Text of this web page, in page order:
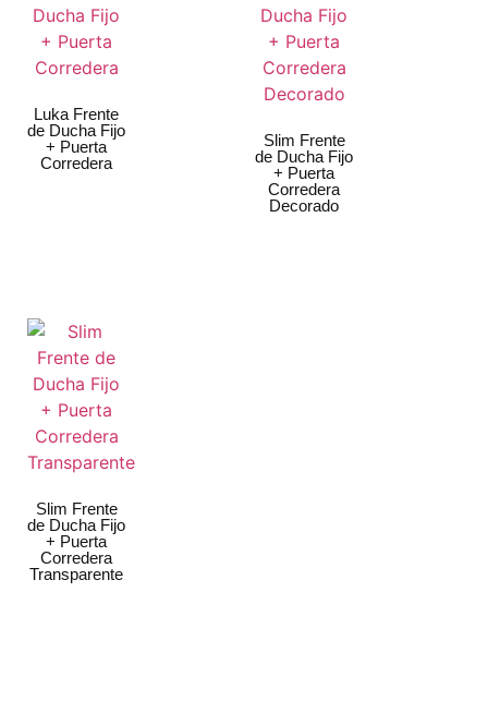
Luka Frente
de Ducha Fijo
+ Puerta
Corredera
Slim Frente
de Ducha Fijo
+ Puerta
Corredera
Decorado
Slim Frente
de Ducha Fijo
+ Puerta
Corredera
Transparente